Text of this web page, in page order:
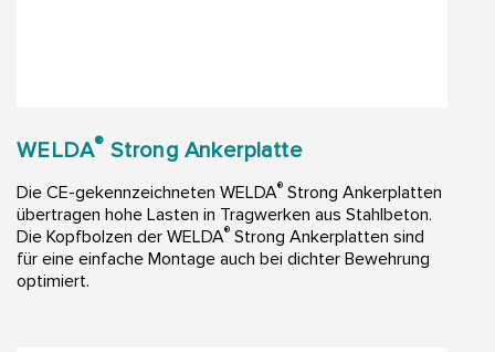
WELDA® Strong Ankerplatte
Die CE-gekennzeichneten WELDA® Strong Ankerplatten
übertragen hohe Lasten in Tragwerken aus Stahlbeton.
Die Kopfbolzen der WELDA® Strong Ankerplatten sind
für eine einfache Montage auch bei dichter Bewehrung
optimiert.